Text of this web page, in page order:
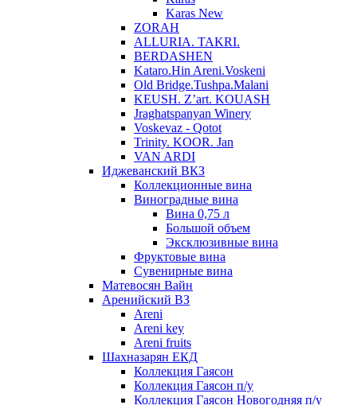
Karas New
ZORAH
ALLURIA. TAKRI.
BERDASHEN
Kataro.Hin Areni.Voskeni
Old Bridge.Tushpa.Malani
KEUSH. Z’art. KOUASH
Jraghatspanyan Winery
Voskevaz - Qotot
Trinity. KOOR. Jan
VAN ARDI
Иджеванский ВКЗ
Коллекционные вина
Виноградные вина
Вина 0,75 л
Большой объем
Эксклюзивные вина
Фруктовые вина
Cувенирные вина
Матевосян Вайн
Аренийский ВЗ
Areni
Areni key
Areni fruits
Шахназарян ЕКД
Коллекция Гаясон
Коллекция Гаясон п/у
Коллекция Гаясон Новогодняя п/у